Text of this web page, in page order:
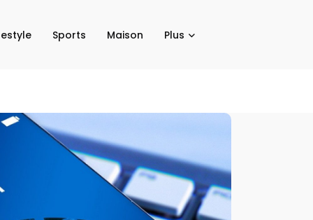
Sports Maison Plus